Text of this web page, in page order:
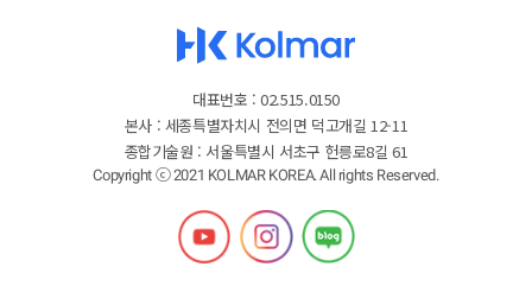
대표번호 : 02.515.0150
본사 : 세종특별자치시 전의면 덕고개길 12-11
종합기술원 : 서울특별시 서초구 헌릉로8길 61
Copyright ⓒ 2021 KOLMAR KOREA. All rights Reserved.